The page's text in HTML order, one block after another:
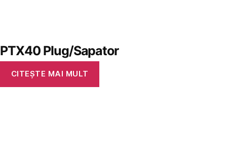
PTX40 Plug/Sapator
CITEȘTE MAI MULT